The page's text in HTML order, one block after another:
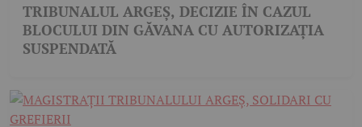
TRIBUNALUL ARGEȘ, DECIZIE ÎN CAZUL
BLOCULUI DIN GĂVANA CU AUTORIZAȚIA
SUSPENDATĂ